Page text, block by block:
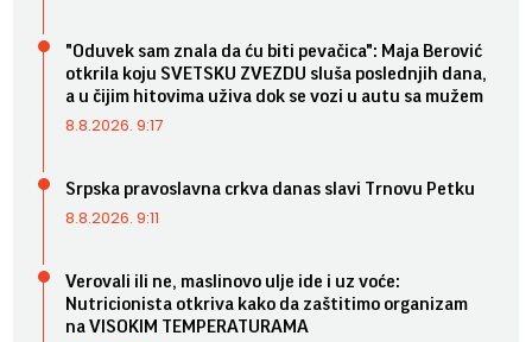
"Oduvek sam znala da ću biti pevačica": Maja Berović
otkrila koju SVETSKU ZVEZDU sluša poslednjih dana,
a u čijim hitovima uživa dok se vozi u autu sa mužem
8.8.2026. 9:17
Srpska pravoslavna crkva danas slavi Trnovu Petku
8.8.2026. 9:11
Verovali ili ne, maslinovo ulje ide i uz voće:
Nutricionista otkriva kako da zaštitimo organizam
na VISOKIM TEMPERATURAMA